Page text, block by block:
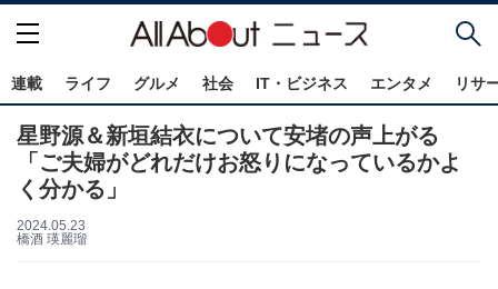
連載 ライフ グルメ 社会 IT・ビジネス エンタメ リサ
星野源＆新垣結衣について安堵の声上がる
「ご夫婦がどれだけお怒りになっているかよ
く分かる」
2024.05.23
橋酒 瑛麗瑠